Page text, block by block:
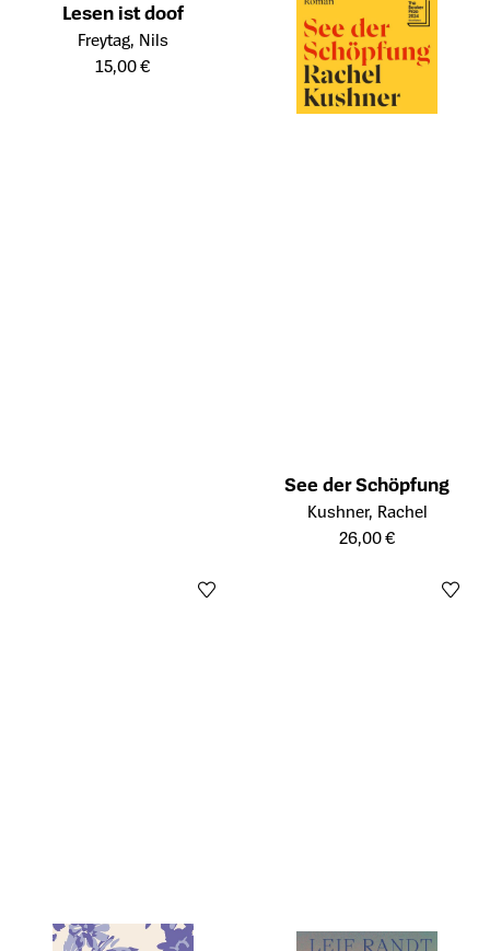
Lesen ist doof
Öffnet die Detailseite des Produkts
Freytag, Nils
15,00 €
See der Schöpfung
Öffnet die Detailseite des
Kushner, Rachel
26,00 €